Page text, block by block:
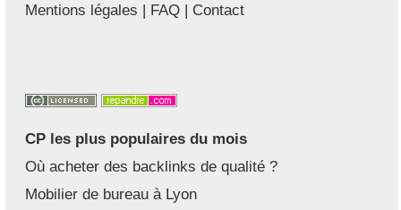
Mentions légales | FAQ | Contact
CP les plus populaires du mois
Où acheter des backlinks de qualité ?
Mobilier de bureau à Lyon